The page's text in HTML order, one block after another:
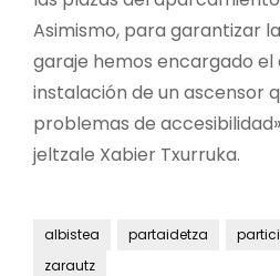
Asimismo, para garantizar
garaje hemos encargado el
instalación de un ascensor
problemas de
jeltzale Xabier Txurruka.
albistea partaidetza
zarautz